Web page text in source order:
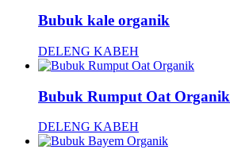
Bubuk kale organik
DELENG KABEH
Bubuk Rumput Oat Organik
DELENG KABEH